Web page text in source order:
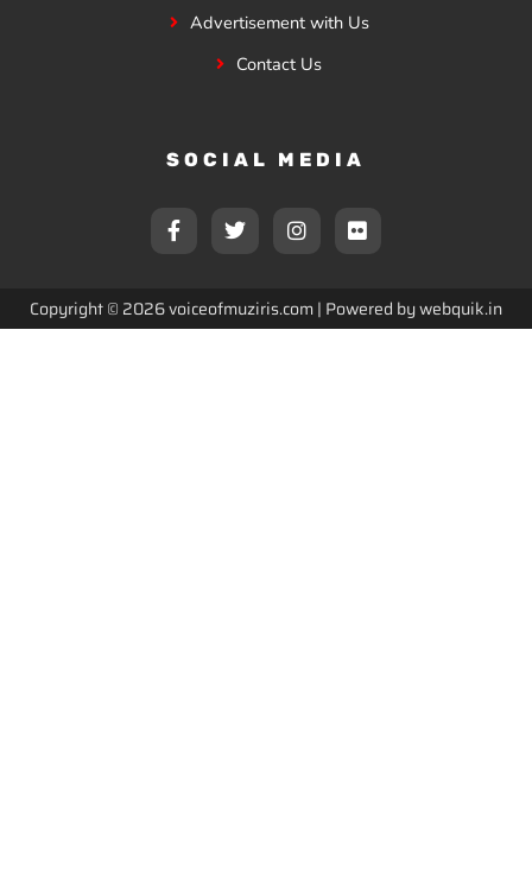
Advertisement with Us
Contact Us
SOCIAL MEDIA
F
a
b
o
T
w
t
e
I
n
a
g
F
l
k
r
Copyright © 2026 voiceofmuziris.com | Powered bywebquik.in